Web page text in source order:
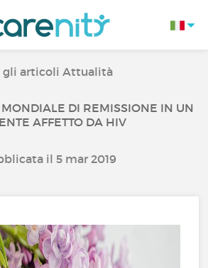
gli articoli Attualità
DI REMISSIONE IN UN
AFFETTO DA HIV
il 5 mar 2019